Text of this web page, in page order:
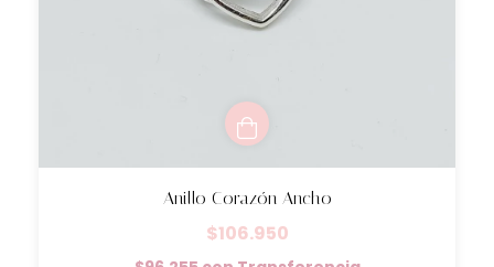
Anillo Corazón Ancho
$106.950